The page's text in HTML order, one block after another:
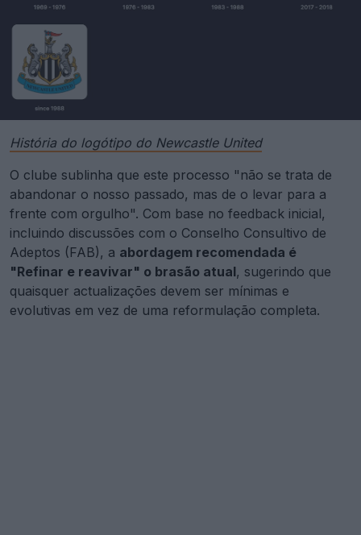
História do logótipo do Newcastle United
O clube sublinha que este processo "não se trata de
abandonar o nosso passado, mas de o levar para a
frente com orgulho". Com base no feedback inicial,
incluindo discussões com o Conselho Consultivo de
Adeptos (FAB), a abordagem recomendada é
"Refinar e reavivar" o brasão atual, sugerindo que
quaisquer actualizações devem ser mínimas e
evolutivas em vez de uma reformulação completa.